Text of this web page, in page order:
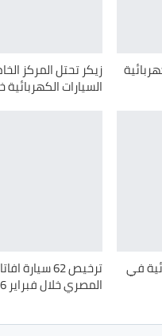
زيكر تحتل المركز
السيارات الكهربائية
في ترخيص 62
المصري خلال فبراير 2026